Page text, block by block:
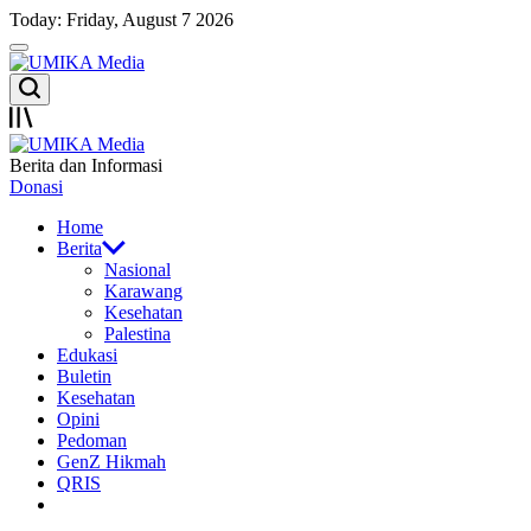
Skip
to
content
Today: Friday, August 7 2026
Menu
UMIKA
Media
Search
Offcanvas
UMIKA
Media
Berita dan Informasi
Donasi
Home
Berita
Nasional
Karawang
Kesehatan
Palestina
Edukasi
Buletin
Kesehatan
Opini
Pedoman
GenZ Hikmah
QRIS